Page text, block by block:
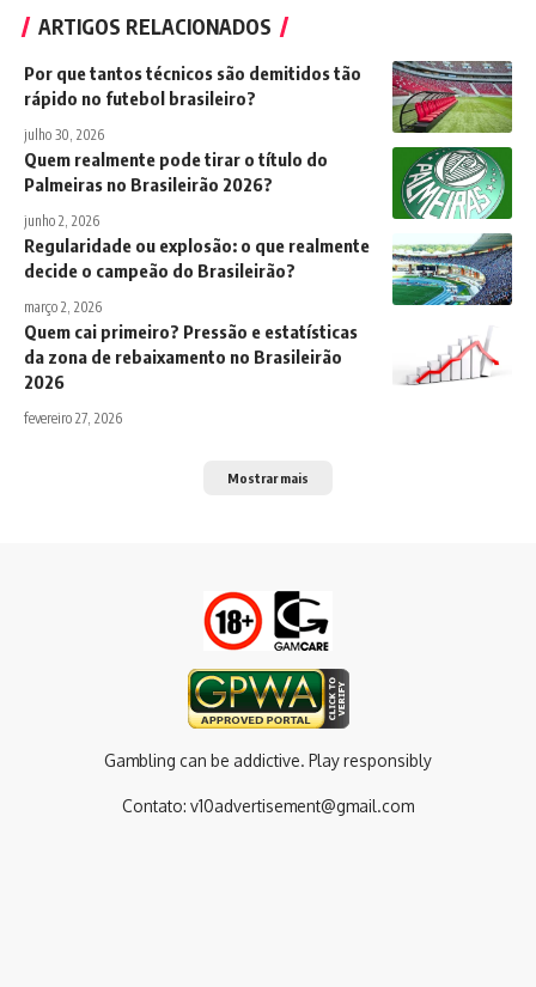
ARTIGOS RELACIONADOS
Por que tantos técnicos são demitidos tão
rápido no futebol brasileiro?
julho 30, 2026
Quem realmente pode tirar o título do
Palmeiras no Brasileirão 2026?
junho 2, 2026
Regularidade ou explosão: o que realmente
decide o campeão do Brasileirão?
março 2, 2026
Quem cai primeiro? Pressão e estatísticas
da zona de rebaixamento no Brasileirão
2026
fevereiro 27, 2026
Mostrar mais
Gambling can be addictive. Play responsibly
Contato: v10advertisement@gmail.com